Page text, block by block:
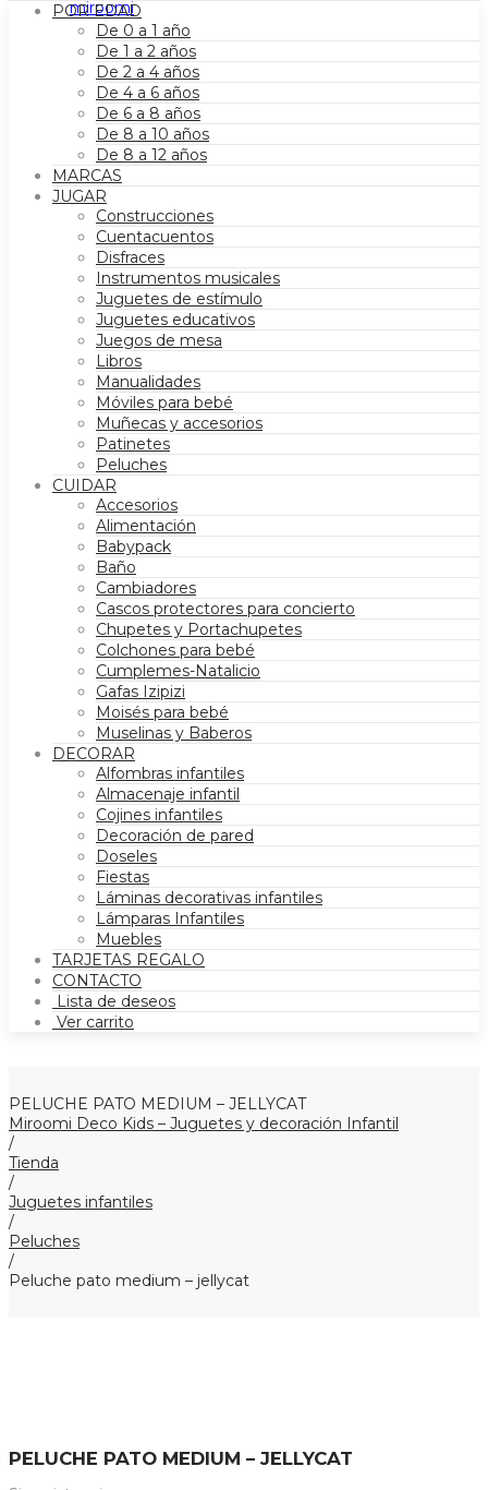
POR EDAD
De 0 a 1 año
De 1 a 2 años
De 2 a 4 años
De 4 a 6 años
De 6 a 8 años
De 8 a 10 años
De 8 a 12 años
MARCAS
JUGAR
Construcciones
Cuentacuentos
Disfraces
Instrumentos musicales
Juguetes de estímulo
Juguetes educativos
Juegos de mesa
Libros
Manualidades
Móviles para bebé
Muñecas y accesorios
Patinetes
Peluches
CUIDAR
Accesorios
Alimentación
Babypack
Baño
Cambiadores
Cascos protectores para concierto
Chupetes y Portachupetes
Colchones para bebé
Cumplemes-Natalicio
Gafas Izipizi
Moisés para bebé
Muselinas y Baberos
DECORAR
Alfombras infantiles
Almacenaje infantil
Cojines infantiles
Decoración de pared
Doseles
Fiestas
Láminas decorativas infantiles
Lámparas Infantiles
Muebles
TARJETAS REGALO
CONTACTO
Lista de deseos
Ver carrito
PELUCHE PATO MEDIUM – JELLYCAT
Miroomi Deco Kids – Juguetes y decoración Infantil
/
Tienda
/
Juguetes infantiles
/
Peluches
/
Peluche pato medium – jellycat
PELUCHE PATO MEDIUM – JELLYCAT